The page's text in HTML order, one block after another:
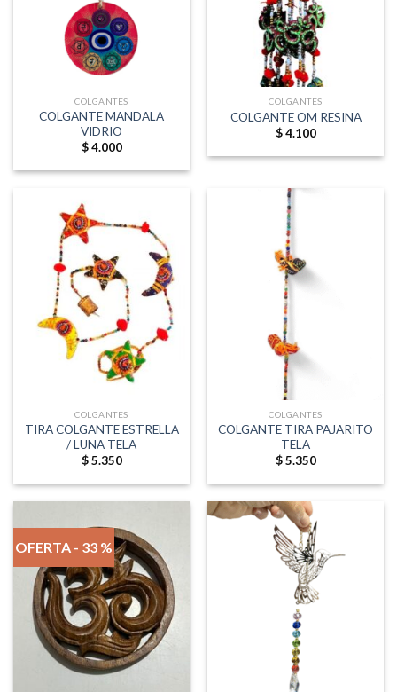
COLGANTES
COLGANTE MANDALA
VIDRIO
$4.000
COLGANTES
COLGANTE OM RESINA
$4.100
COLGANTES
TIRA COLGANTE ESTRELLA
/ LUNA TELA
$5.350
COLGANTES
COLGANTE TIRA PAJARITO
TELA
$5.350
OFERTA - 33 %